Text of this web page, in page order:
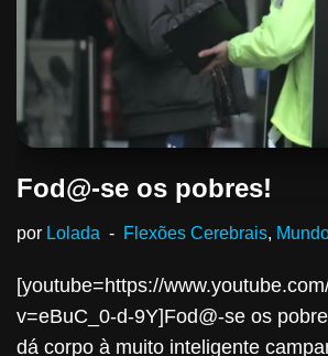
Fod@-se os pobres!
por Lolada Flexões Cerebrais,
[youtube=https://
v=eBuC_0-d-9Y]Fod@-se os
dá corpo à muito inteligente